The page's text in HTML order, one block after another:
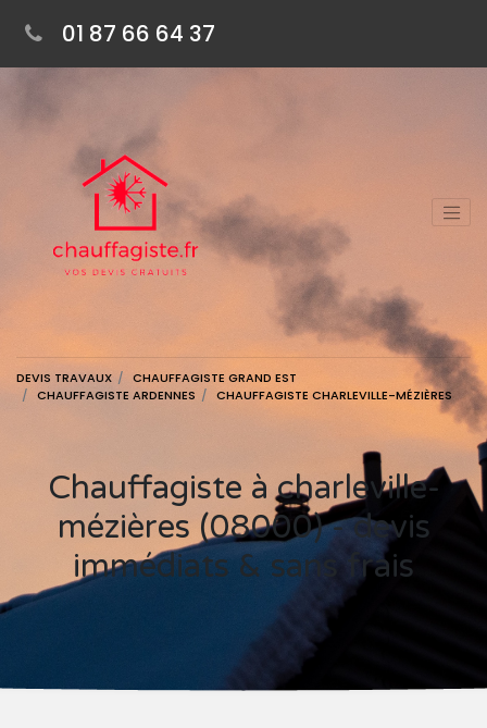
01 87 66 64 37
DEVIS TRAVAUX
CHAUFFAGISTE GRAND EST
CHAUFFAGISTE ARDENNES
CHAUFFAGISTE CHARLEVILLE-MÉZIÈRES
Chauffagiste à charleville-
mézières (08000) - devis
immédiats & sans frais